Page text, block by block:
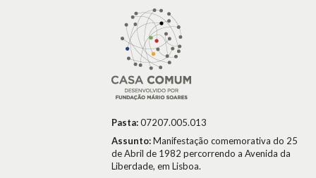
Pasta:07207.005.013
Assunto:Manifestação comemorativa do 25
de Abril de 1982 percorrendo a Avenida da
Liberdade, em Lisboa.